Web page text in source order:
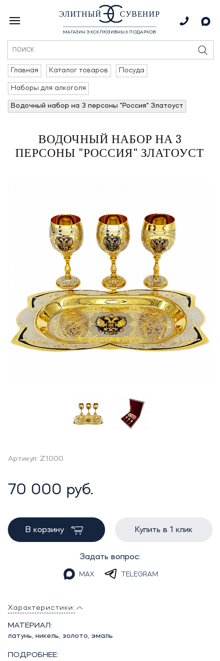
ЭЛИТНЫЙ СУВЕНИР
МАГАЗИН ЭКСКЛЮЗИВНЫХ ПОДАРКОВ
Главная Каталог товаров Посуда
Наборы для алкоголя
Водочный набор на 3 персоны "Россия" Златоуст
ВОДОЧНЫЙ НАБОР НА 3
ПЕРСОНЫ "РОССИЯ" ЗЛАТОУСТ
Артикул: Z1000
70 000 руб.
В корзину Купить в 1 клик
Задать вопрос:
MAX TELEGRAM
Характеристики:
МАТЕРИАЛ:
латунь, никель, золото, эмаль
ПОДРОБНЕЕ: